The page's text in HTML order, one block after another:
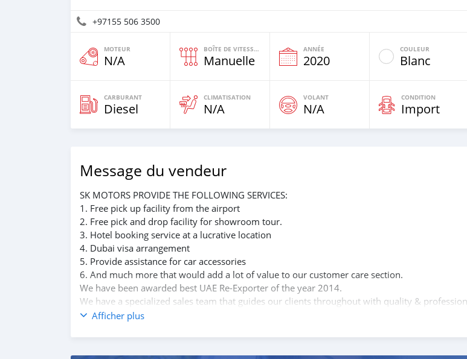
+97155 506 3500
MOTEUR
N/A
BOÎTE DE VITESSES
Manuelle
ANNÉE
2020
COULEUR
Blanc
CARBURANT
Diesel
CLIMATISATION
N/A
VOLANT
N/A
CONDITION
Import
Message du vendeur
SK MOTORS PROVIDE THE FOLLOWING SERVICES:
1. Free pick up facility from the airport
2. Free pick and drop facility for showroom tour.
3. Hotel booking service at a lucrative location
4. Dubai visa arrangement
5. Provide assistance for car accessories
6. And much more that would add a lot of value to our customer care section.
We have been awarded best UAE Re-Exporter of the year 2014.
We have a specialized sales team that guides our clients throughout with quality &
We believe in long term relationship with our clients, because SK Motors cares.
L200 4 X 4 D/CAB DIESEL GL 2.4 L 4WD NEW SHAPE:
Drive terrain & chassis: EURO 4, 6 speed manual transmission, 2.5L INTERCOOLED TURBO
Afficher plus